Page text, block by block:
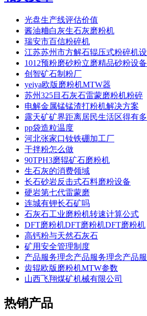
光盘生产线评估价值
酱油粬白灰生石灰磨粉机
瑞安市百信粉碎机
江苏苏州市方解石辊压式粉碎机
1012预粉磨砂粉立磨精品砂粉设
创智矿石制粉厂
yeiya欧版磨粉机MTW器
苏州325目石灰石雷蒙磨粉机粉碎
电解金属锰锰渣打粉机解决方案
露天矿矿界距离居民生活区得有
pp袋造粒温度
河北张家口钕铁硼加工厂
干拌粉怎么做
90TPH3磨辊矿石磨粉机
生石灰的消费领域
长石砂岩反击式石料磨粉设备
硬岩第七代雷蒙磨
连城有钾长石矿吗
石灰石工业磨粉机转速计算公式
DFT磨粉机DFT磨粉机DFT磨粉机
高钙粉与天然石灰石
矿用安全管理制度
产品服务理念产品服务理念产品
齿辊欧版磨粉机MTW参数
山西飞翔煤矿机械有限公司
热销产品